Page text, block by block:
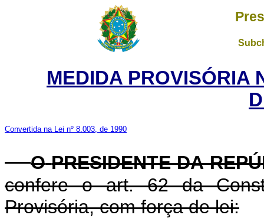
MEDIDA PROVISÓRIA
Convertida na Lei nº 8.003, de 1990
O PRESIDENTE DA
confere o art. 62 da
Provisória, com força de lei: